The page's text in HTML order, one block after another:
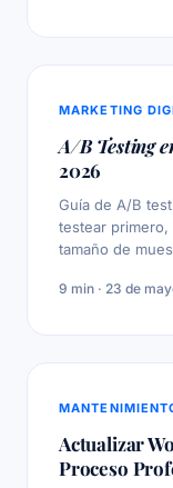
MARKETING
A/B Testing
2026
Guía de A/B
testear primero,
tamaño de
9 min · 23 de
Actualizar
Proceso